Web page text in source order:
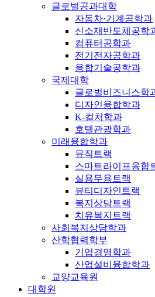
글로벌공과대학
자동차·기계공학과
신소재반도체공학
컴퓨터공학과
전기전자공학과
융합기술공학과
국제대학
글로벌비즈니스학
디자인융합학과
K-컬처학과
호텔관광학과
미래융합학과
뮤직트랙
스마트라이프융합
실용무용트랙
뷰티디자인트랙
복지상담트랙
치유복지트랙
사회복지상담학과
산학협력학부
기업경영학과
산업설비융합학과
교양교육원
대학원